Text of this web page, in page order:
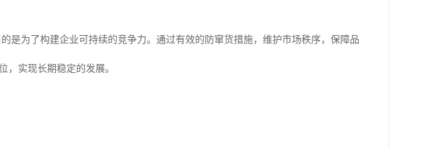
是为了构建企业可持续的竞争力。通过有效的防窜货措施，维护市场秩序，保障品
，实现长期稳定的发展。